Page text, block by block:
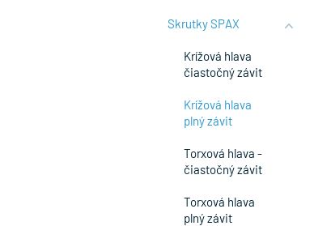
Skrutky SPAX
Krížová hlava
čiastočný závit
Krížová hlava
plný závit
Torxová hlava -
čiastočný závit
Torxová hlava
plný závit